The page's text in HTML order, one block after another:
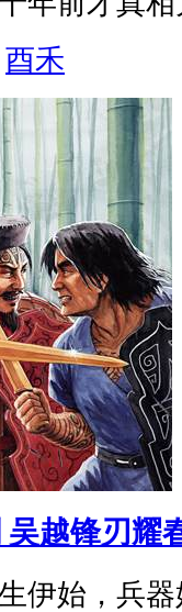
酉禾
吴越锋刃耀
伊始，兵